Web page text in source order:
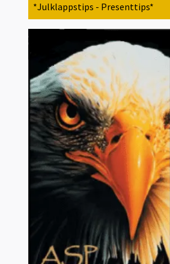
*Julklappstips - Presenttips*